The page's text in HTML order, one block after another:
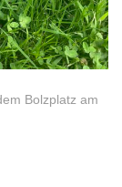
Bolzplatz am